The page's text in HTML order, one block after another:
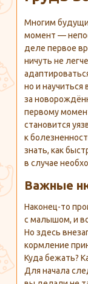
Многим
момент —
деле первое
ничуть не
но и научиться
за
первому
становится
к
знать, как
в случае
Важные
Наконец-то
с малышом, и
Но здесь
кормление
Куда бежать?
Для начала